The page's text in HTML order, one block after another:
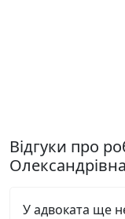
Відгуки про
Олександрівна
У адвоката ще